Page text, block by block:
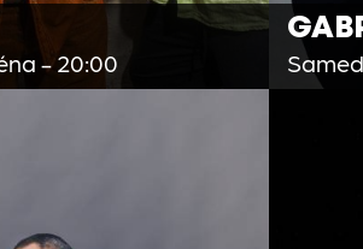
- 20:00